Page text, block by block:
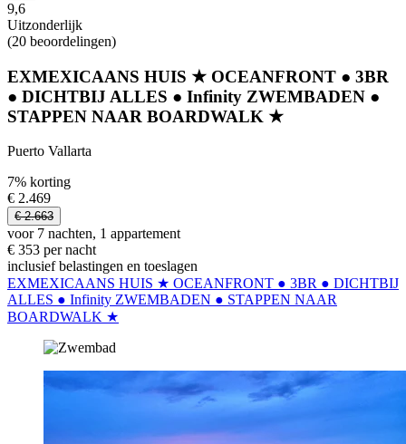
9,6
Uitzonderlijk
(20 beoordelingen)
EXMEXICAANS HUIS ★ OCEANFRONT ● 3BR
● DICHTBIJ ALLES ● Infinity ZWEMBADEN ●
STAPPEN NAAR BOARDWALK ★
Puerto Vallarta
7% korting
€ 2.469
€ 2.663
voor 7 nachten, 1 appartement
€ 353 per nacht
inclusief belastingen en toeslagen
EXMEXICAANS HUIS ★ OCEANFRONT ● 3BR ● DICHTBIJ
ALLES ● Infinity ZWEMBADEN ● STAPPEN NAAR
BOARDWALK ★